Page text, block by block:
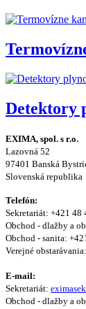
Detektory
EXIMA, spol. s r.o.
Lazovná 52
97401 Banská
Slovenská republika
Telefón:
Sekretariát: +421 48
Obchod - dlažby a
Obchod - sanita:
Verejné
E-mail:
Sekretariát:
Obchod - dlažby a